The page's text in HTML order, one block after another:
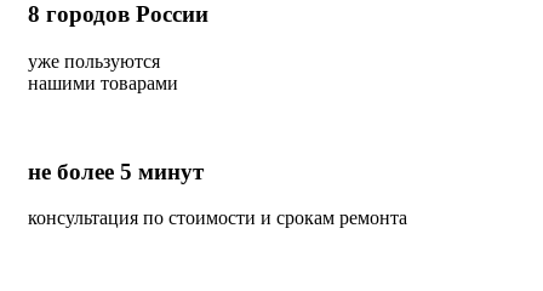
8 городов России
уже пользуются
нашими товарами
не более 5 минут
консультация по стоимости и срокам ремонта